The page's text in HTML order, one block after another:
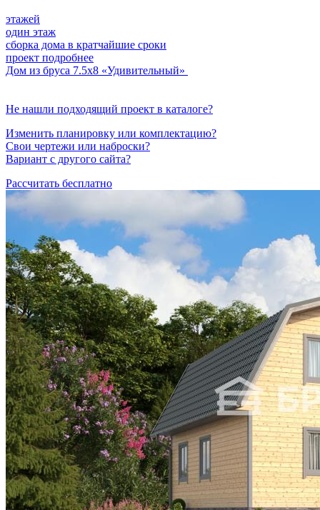
этажей
один этаж
сборка дома в кратчайшие сроки
проект подробнее
Дом из бруса 7.5х8 «Удивительный»
Не нашли подходящий проект в каталоге?
Изменить планировку или комплектацию?
Свои чертежи или наброски?
Вариант с другого сайта?
Рассчитать бесплатно